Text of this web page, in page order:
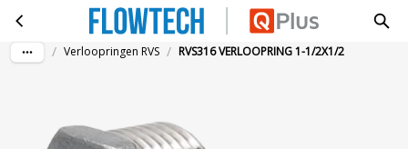
Ga naar hoofdinhoudRVS316 VERLOOPRING 1-1/2X1/2
/ Verloopringen RVS / RVS316 VERLOOPRING 1-1/2X1/2